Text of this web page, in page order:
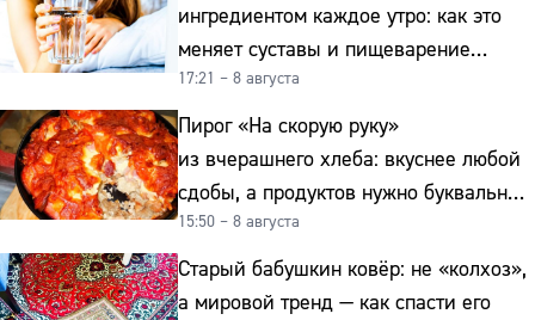
ингредиентом каждое утро: как это
меняет суставы и пищеварение
после 50
17:21 – 8 августа
Пирог «На скорую руку»
из вчерашнего хлеба: вкуснее любой
сдобы, а продуктов нужно буквально
копейки
15:50 – 8 августа
Старый бабушкин ковёр: не «колхоз»,
а мировой тренд — как спасти его